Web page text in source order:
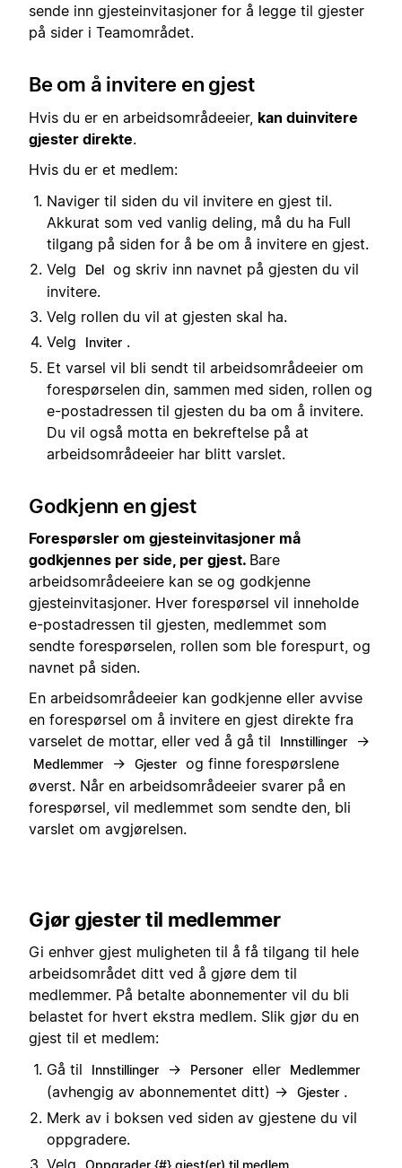
sende inn gjesteinvitasjoner for å legge til gjester
på sider i Teamområdet.
Be om å invitere en gjest
Hvis du er en arbeidsområdeeier, kan duinvitere
gjester direkte.
Hvis du er et medlem:
Naviger til siden du vil invitere en gjest til.
Akkurat som ved vanlig deling, må du ha Full
tilgang på siden for å be om å invitere en gjest.
Velg
Del og skriv inn navnet på gjesten du vil
invitere.
Velg rollen du vil at gjesten skal ha.
Velg
Inviter .
Et varsel vil bli sendt til arbeidsområdeeier om
forespørselen din, sammen med siden, rollen og
e-postadressen til gjesten du ba om å invitere.
Du vil også motta en bekreftelse på at
arbeidsområdeeier har blitt varslet.
Godkjenn en gjest
Forespørsler om gjesteinvitasjoner må
godkjennes per side, per gjest. Bare
arbeidsområdeeiere kan se og godkjenne
gjesteinvitasjoner. Hver forespørsel vil inneholde
e-postadressen til gjesten, medlemmet som
sendte forespørselen, rollen som ble forespurt, og
navnet på siden.
En arbeidsområdeeier kan godkjenne eller avvise
en forespørsel om å invitere en gjest direkte fra
varselet de mottar, eller ved å gå til
Innstillinger →
Medlemmer → Gjester og finne forespørslene
øverst. Når en arbeidsområdeeier svarer på en
forespørsel, vil medlemmet som sendte den, bli
varslet om avgjørelsen.
Gjør gjester til medlemmer
Gi enhver gjest muligheten til å få tilgang til hele
arbeidsområdet ditt ved å gjøre dem til
medlemmer. På betalte abonnementer vil du bli
belastet for hvert ekstra medlem. Slik gjør du en
gjest til et medlem:
Gå til
Innstillinger → Personer eller Medlemmer
(avhengig av abonnementet ditt) → Gjester .
Merk av i boksen ved siden av gjestene du vil
oppgradere.
Velg
Oppgrader {#} gjest(er) til medlem